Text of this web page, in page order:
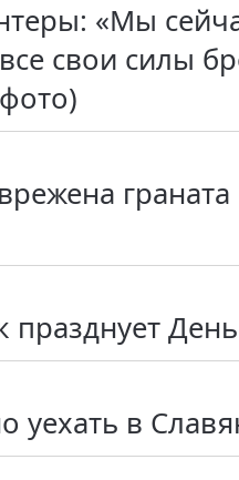
«Мы
свои силы
уехать в